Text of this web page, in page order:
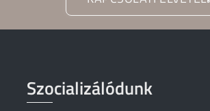
Szocializálódunk